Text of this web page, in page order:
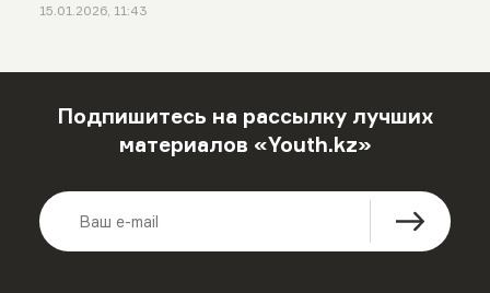
15.01.2026, 11:43
Подпишитесь на рассылку лучших
материалов «Youth.kz»